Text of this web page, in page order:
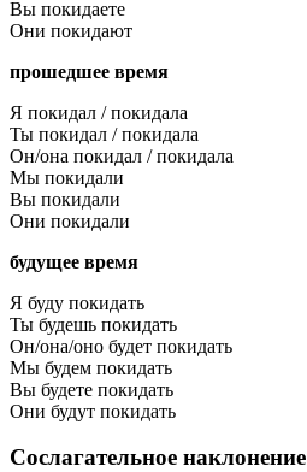
Вы покидаете
Они покидают
прошедшее время
Я покидал / покидала
Ты покидал / покидала
Он/она покидал / покидала
Мы покидали
Вы покидали
Они покидали
будущее время
Я буду покидать
Ты будешь покидать
Он/она/оно будет покидать
Мы будем покидать
Вы будете покидать
Они будут покидать
Сослагательное наклонение